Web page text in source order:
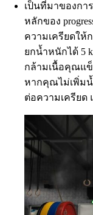
เป็นที่มาของกา
หลักของ
ความเครียดให้
ยกน้ำหนักได้ 5
กล้ามเนื้อคุณแข็
หากคุณไม่เพิ่ม
ต่อความเครียด